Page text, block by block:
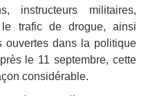
instructeurs militaires,
le trafic de drogue, ainsi
ouvertes dans la politique
le 11 septembre, cette
considérable.